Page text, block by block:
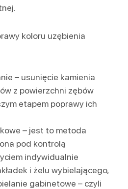
koloru uzębienia
– usunięcie kamienia
z powierzchni zębów
etapem poprawy ich
– jest to metoda
pod kontrolą
indywidualnie
i żelu wybielającego,
gabinetowe – czyli